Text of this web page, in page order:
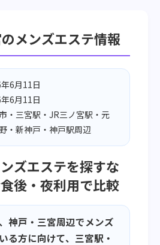
メンズエステ情報
6月11日
6月11日
・三宮駅・JR三ノ宮駅・元
・新神戸・神戸駅周辺
ズエステを探すな
後・夜利用で比較
神戸・三宮周辺でメンズ
る方に向けて、三宮駅・